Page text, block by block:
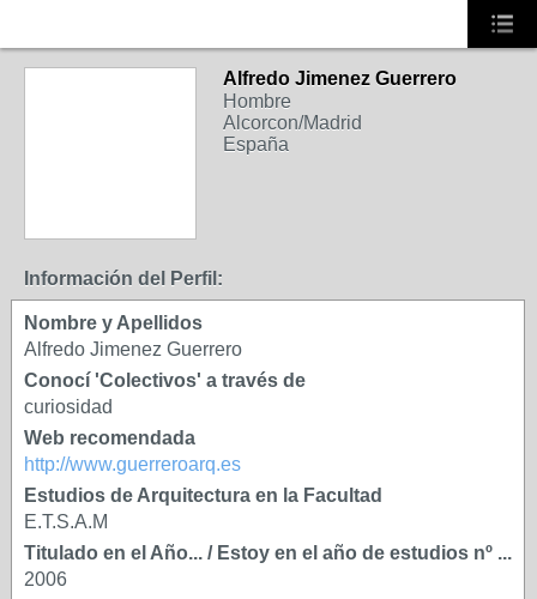
Alfredo Jimenez Guerrero
Hombre
Alcorcon/Madrid
España
Información del Perfil:
Nombre y Apellidos
Alfredo Jimenez Guerrero
Conocí 'Colectivos' a través de
curiosidad
Web recomendada
http://www.guerreroarq.es
Estudios de Arquitectura en la Facultad
E.T.S.A.M
Titulado en el Año... / Estoy en el año de estudios nº ...
2006